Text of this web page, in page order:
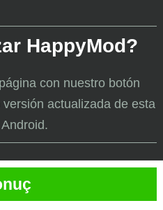
HappyMod?
con nuestro botón
actualizada de esta